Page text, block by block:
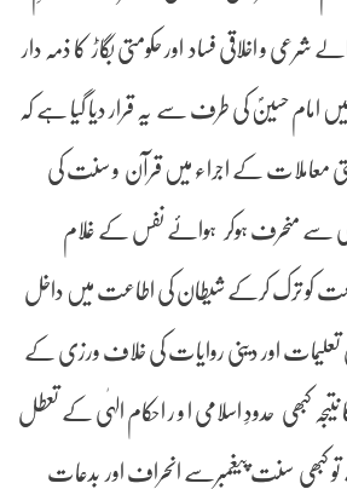
شرعی و اخلاقی فساد اور حکومتی بگاڑ کا ذمہ دار
امام حسینؐ کی طرف سے یہ قرار دیا گیا ہے کہ
معاملات کے اجراء میں قرآن و سنت کی
سے منحرف ہوکر ہوائے نفس کے غلام
کو ترک کرکے شیطان کی اطاعت میں داخل
تعلیمات اور دینی روایات کی خلاف ورزی کے
کبھی حدودِ اسلامی ا و ر احکام الہٰی کے تعطل
کبھی سنت پیغمبرسے انحراف اور بدعات